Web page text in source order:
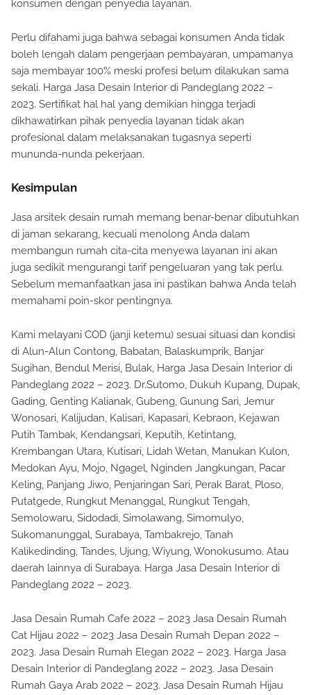
konsumen dengan penyedia layanan.
Perlu difahami juga bahwa sebagai konsumen Anda tidak
boleh lengah dalam pengerjaan pembayaran, umpamanya
saja membayar 100% meski profesi belum dilakukan sama
sekali. Harga Jasa Desain Interior di Pandeglang 2022 –
2023. Sertifikat hal hal yang demikian hingga terjadi
dikhawatirkan pihak penyedia layanan tidak akan
profesional dalam melaksanakan tugasnya seperti
mununda-nunda pekerjaan.
Kesimpulan
Jasa arsitek desain rumah memang benar-benar dibutuhkan
di jaman sekarang, kecuali menolong Anda dalam
membangun rumah cita-cita menyewa layanan ini akan
juga sedikit mengurangi tarif pengeluaran yang tak perlu.
Sebelum memanfaatkan jasa ini pastikan bahwa Anda telah
memahami poin-skor pentingnya.
Kami melayani COD (janji ketemu) sesuai situasi dan kondisi
di Alun-Alun Contong, Babatan, Balaskumprik, Banjar
Sugihan, Bendul Merisi, Bulak, Harga Jasa Desain Interior di
Pandeglang 2022 – 2023. Dr.Sutomo, Dukuh Kupang, Dupak,
Gading, Genting Kalianak, Gubeng, Gunung Sari, Jemur
Wonosari, Kalijudan, Kalisari, Kapasari, Kebraon, Kejawan
Putih Tambak, Kendangsari, Keputih, Ketintang,
Krembangan Utara, Kutisari, Lidah Wetan, Manukan Kulon,
Medokan Ayu, Mojo, Ngagel, Nginden Jangkungan, Pacar
Keling, Panjang Jiwo, Penjaringan Sari, Perak Barat, Ploso,
Putatgede, Rungkut Menanggal, Rungkut Tengah,
Semolowaru, Sidodadi, Simolawang, Simomulyo,
Sukomanunggal, Surabaya, Tambakrejo, Tanah
Kalikedinding, Tandes, Ujung, Wiyung, Wonokusumo. Atau
daerah lainnya di Surabaya. Harga Jasa Desain Interior di
Pandeglang 2022 – 2023.
Jasa Desain Rumah Cafe 2022 – 2023 Jasa Desain Rumah
Cat Hijau 2022 – 2023 Jasa Desain Rumah Depan 2022 –
2023. Jasa Desain Rumah Elegan 2022 – 2023. Harga Jasa
Desain Interior di Pandeglang 2022 – 2023. Jasa Desain
Rumah Gaya Arab 2022 – 2023. Jasa Desain Rumah Hijau